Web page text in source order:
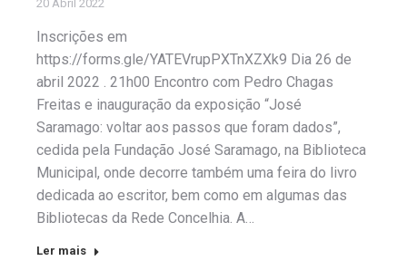
20 Abril 2022
Inscrições em
https://forms.gle/YATEVrupPXTnXZXk9 Dia 26 de
abril 2022 . 21h00 Encontro com Pedro Chagas
Freitas e inauguração da exposição “José
Saramago: voltar aos passos que foram dados”,
cedida pela Fundação José Saramago, na Biblioteca
Municipal, onde decorre também uma feira do livro
dedicada ao escritor, bem como em algumas das
Bibliotecas da Rede Concelhia. A…
Ler mais